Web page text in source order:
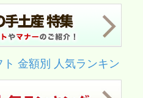
金額別 人気ランキン